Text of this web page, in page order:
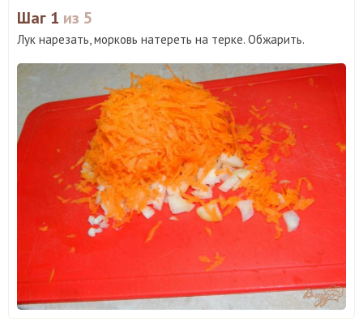
Шаг 1 из 5
Лук нарезать, морковь натереть на терке. Обжарить.